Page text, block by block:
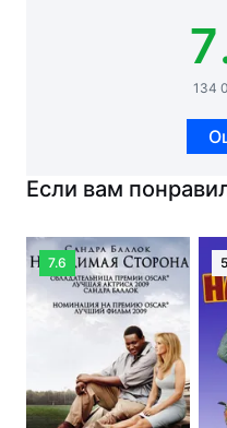
134
Если вам
7.6